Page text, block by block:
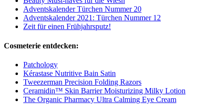
Adventskalender Türchen Nummer 20
Adventskalender 2021: Türchen Nummer 12
Zeit für einen Frühjahrsputz!
Cosmeterie entdecken:
Patchology
Kérastase Nutritive Bain Satin
Tweezerman Precision Folding Razors
Ceramidin™ Skin Barrier Moisturizing Milky Lotion
The Organic Pharmacy Ultra Calming Eye Cream